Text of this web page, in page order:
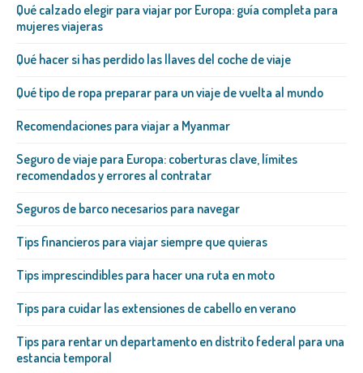
Qué calzado elegir para viajar por Europa: guía completa para
mujeres viajeras
Qué hacer si has perdido las llaves del coche de viaje
Qué tipo de ropa preparar para un viaje de vuelta al mundo
Recomendaciones para viajar a Myanmar
Seguro de viaje para Europa: coberturas clave, límites
recomendados y errores al contratar
Seguros de barco necesarios para navegar
Tips financieros para viajar siempre que quieras
Tips imprescindibles para hacer una ruta en moto
Tips para cuidar las extensiones de cabello en verano
Tips para rentar un departamento en distrito federal para una
estancia temporal